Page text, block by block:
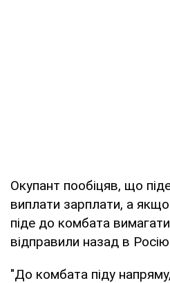
Окупант пообіцяв, що
виплати зарплати, а
піде до комбата
відправили назад в
"До комбата піду